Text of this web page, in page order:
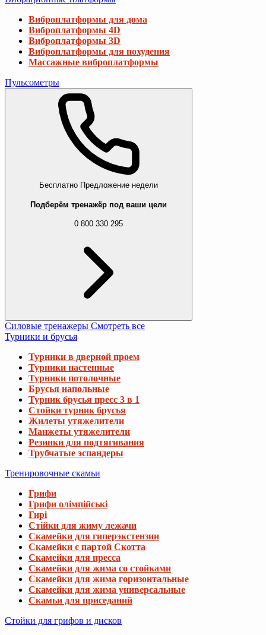
Виброплатформы для дома
Виброплатформы 4D
Виброплатформы 3D
Виброплатформы для похудения
Массажные виброплатформы
Пульсометры
Бесплатно Предложение недели
Подберём тренажёр под ваши цели
0 800 330 295
Силовые тренажеры Смотреть все
Турники и брусья
Турники в дверной проем
Турники настенные
Турники потолочные
Брусья напольные
Турник брусья пресс 3 в 1
Стойки турник брусья
Жилеты утяжелители
Манжеты утяжелители
Резинки для подтягивания
Трубчатые эспандеры
Тренировочные скамьи
Грифи
Грифи олімпійські
Гирі
Стійки для жиму лежачи
Скамейки для гиперэкстензии
Скамейки с партой Скотта
Скамейки для пресса
Скамейки для жима со стойками
Скамейки для жима горизонтальные
Скамейки для жима универсальные
Скамьи для приседаний
Стойки для грифов и дисков